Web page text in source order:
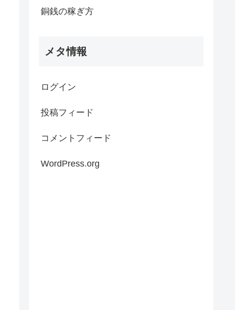
銅銭の稼ぎ方
メタ情報
ログイン
投稿フィード
コメントフィード
WordPress.org